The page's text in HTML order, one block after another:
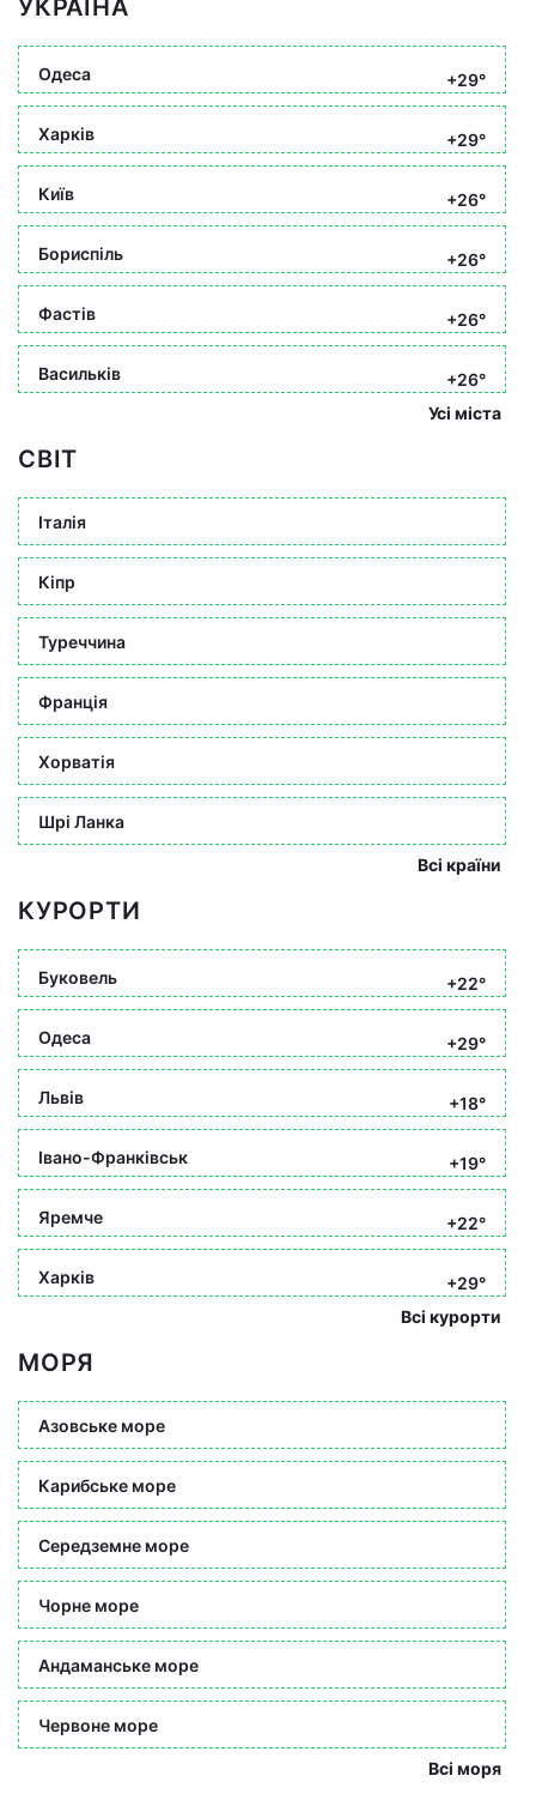
УКРАЇНА
Одеса +29°
Харків +29°
Київ +26°
Бориспіль +26°
Фастів +26°
Васильків
+26°
Усі міста
СВІТ
Італія
Кіпр
Туреччина
Франція
Хорватія
Шрі Ланка
Всі країни
КУРОРТИ
Буковель +22°
Одеса +29°
Львів +18°
Івано-Франківськ +19°
Яремче +22°
Харків
+29°
Всі курорти
МОРЯ
Азовське море
Карибське море
Середземне море
Чорне море
Андаманське море
Червоне море
Всі моря